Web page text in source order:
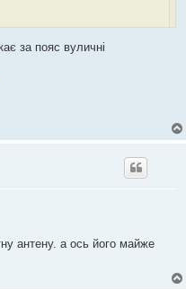
не буде чутно) Так що антена
за пояс вуличні
антену. а ось його майже